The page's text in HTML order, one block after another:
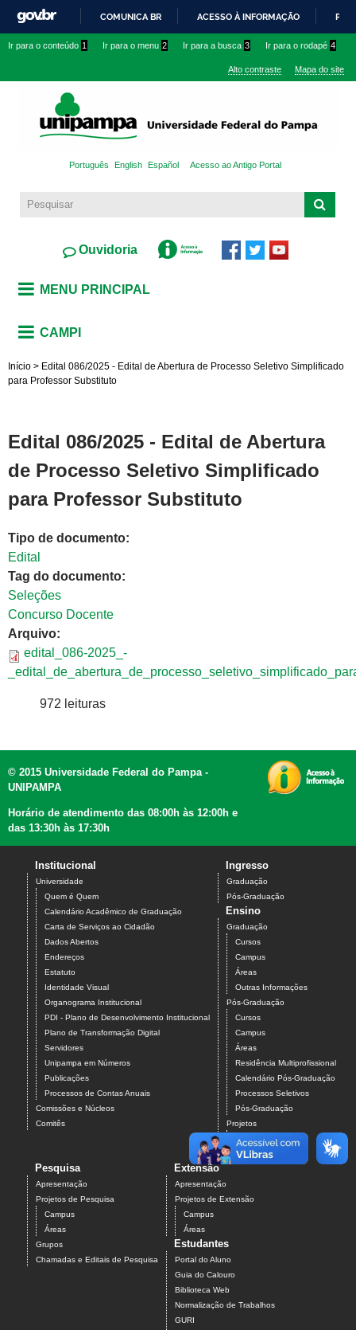
conteúdo
IR
O
COMUNICA BR ACESSO À INFORMAÇÃO
Ir para o conteúdo 1 Ir para o menu 2 Ir para a busca 3 Ir para o rodapé 4
Alto contraste Mapa do site
Português English Español Acesso ao Antigo Portal
Ouvidoria
MENU PRINCIPAL
CAMPI
Início > Edital 086/2025 - Edital de Abertura de Processo Seletivo Simplificado
para Professor Substituto
Edital 086/2025 - Edital de Abertura
de Processo Seletivo Simplificado
para Professor Substituto
Tipo de documento:
Edital
Tag do documento:
Seleções
Concurso Docente
Arquivo:
edital_086-2025_-
972 leituras
© 2015 Universidade Federal do Pampa -
UNIPAMPA
Horário de atendimento das 08:00h às 12:00h e
das 13:30h às 17:30h
Institucional
Universidade
Quem é Quem
Calendário Acadêmico de Graduação
Carta de Serviços ao Cidadão
Dados Abertos
Endereços
Estatuto
Identidade Visual
Organograma Institucional
PDI - Plano de Desenvolvimento Institucional
Plano de Transformação Digital
Servidores
Unipampa em Números
Publicações
Processos de Contas Anuais
Comissões e Núcleos
Comitês
Ingresso
Graduação
Pós-Graduação
Ensino
Graduação
Cursos
Campus
Áreas
Outras Informações
Pós-Graduação
Cursos
Campus
Áreas
Residência Multiprofissional
Calendário Pós-Graduação
Processos Seletivos
Pós-Graduação
Projetos
Campus
Áreas
Pesquisa
Apresentação
Projetos de Pesquisa
Campus
Áreas
Grupos
Chamadas e Editais de Pesquisa
Extensão
Apresentação
Projetos de Extensão
Campus
Áreas
Estudantes
Portal do Aluno
Guia do Calouro
Biblioteca Web
Normalização de Trabalhos
GURI